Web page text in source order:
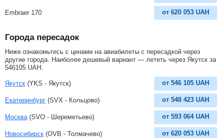
Embraer 170 от 620 053 UAH
Города пересадок
Ниже ознакомьтесь с ценами на авиабилеты с пересадкой через
другие города. Наиболее дешевый вариант — лететь через Якутск за
546105 UAH
Якутск (YKS - Якутск) от 546 105 UAH
Екатеринбург (SVX - Кольцово) от 548 423 UAH
Москва (SVO - Шереметьево) от 593 064 UAH
Новосибирск (OVB - Толмачево) от 620 053 UAH